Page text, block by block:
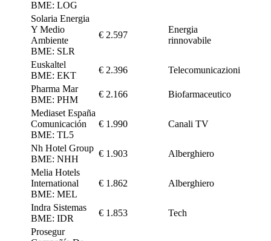
BME: LOG
Solaria Energia
Y Medio
Ambiente
BME: SLR
€ 2.597
Energia
rinnovabile
Euskaltel
BME: EKT
€ 2.396
Telecomunicazioni
Pharma Mar
BME: PHM
€ 2.166
Biofarmaceutico
Mediaset España
Comunicación
BME: TL5
€ 1.990 Canali TV
Nh Hotel Group
BME: NHH
€ 1.903
Alberghiero
Melia Hotels
International
BME: MEL
€ 1.862 Alberghiero
Indra Sistemas
BME: IDR
€ 1.853
Tech
Prosegur